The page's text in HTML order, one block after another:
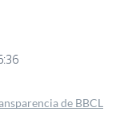
de BBCL